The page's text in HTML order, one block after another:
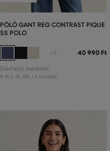
PÓLÓ GANT REG CONTRAST PIQUE
SS POLO
+3 40 990 Ft
Elérhető méretek:
S, M L, XL, XXL +3 további